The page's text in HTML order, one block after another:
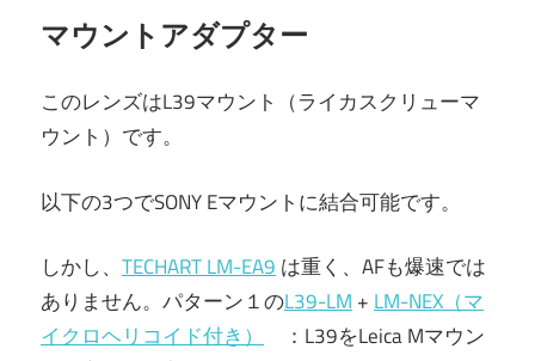
マウントアダプター
このレンズはL39マウント（ライカスクリューマ
ウント）です。
以下の3つでSONY Eマウントに結合可能です。
しかし、 TECHART LM-EA9 は重く、AFも爆速では
ありません。パターン１のL39-LM + LM-NEX（マ
イクロヘリコイド付き）
：L39をLeica Mマウン